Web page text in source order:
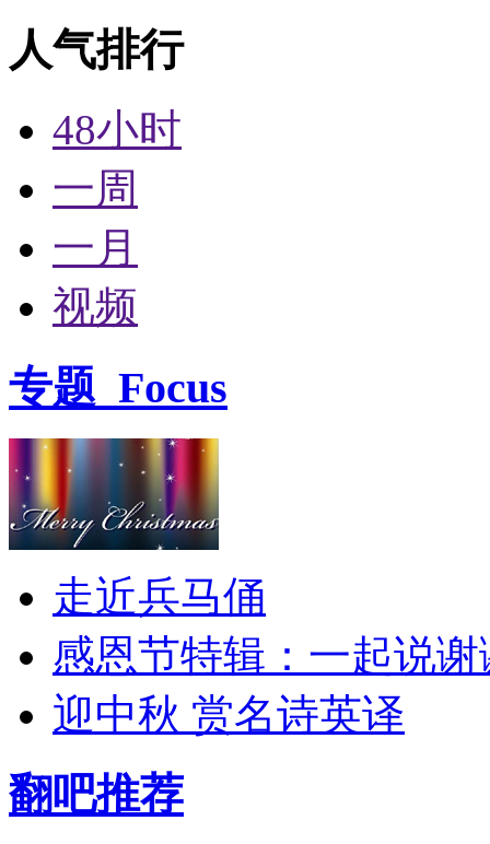
人气排行
48小时
一周
一月
视频
专题 Focus
走近兵马俑
感恩节特辑：一起说谢
迎中秋 赏名诗英译
翻吧推荐